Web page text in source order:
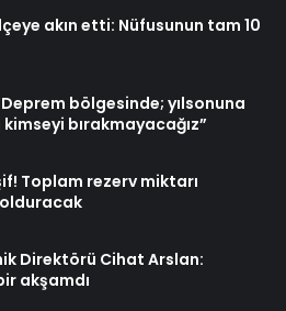
akın etti: Nüfusunun tam 10
bölgesinde; yılsonuna
bırakmayacağız”
Toplam rezerv miktarı
Direktörü Cihat Arslan:
akşamdı